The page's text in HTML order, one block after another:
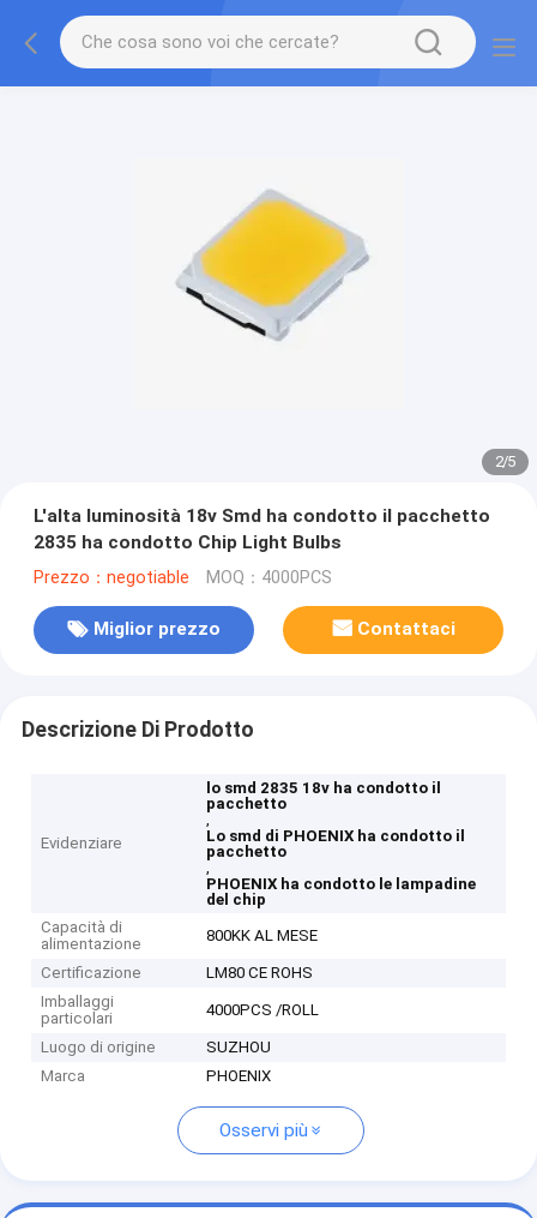
2/5
L'alta luminosità 18v Smd ha condotto il pacchetto
2835 ha condotto Chip Light Bulbs
Prezzo：negotiable MOQ：4000PCS
Miglior prezzo Contattaci
Descrizione Di Prodotto
Evidenziare
lo smd 2835 18v ha condotto il
pacchetto
,
Lo smd di PHOENIX ha condotto il
pacchetto
,
PHOENIX ha condotto le lampadine
del chip
Capacità di
alimentazione
800KK AL MESE
Certificazione
LM80 CE ROHS
Imballaggi
particolari
4000PCS /ROLL
Luogo di origine
SUZHOU
Marca
PHOENIX
Osservi più